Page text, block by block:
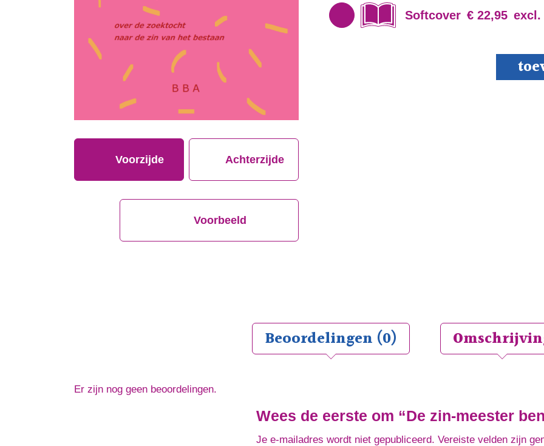
Voorzijde Achterzijde
Voorbeeld
Softcover € 22,95 excl.
meester
Beoordelingen (0)
Er zijn nog geen beoordelingen.
Wees de eerste om “De zin-meester
Je e-mailadres wordt niet gepubliceerd. Vereiste velden zijn